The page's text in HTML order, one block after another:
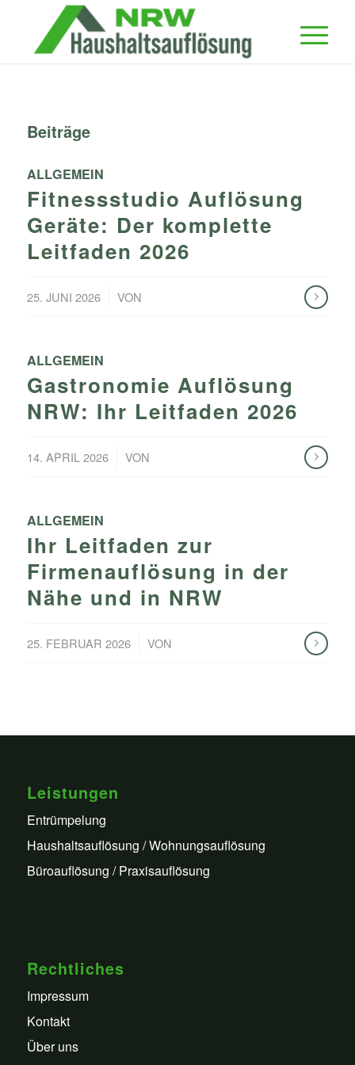
Beiträge
ALLGEMEIN
Fitnessstudio Auflösung
Geräte: Der komplette
Leitfaden 2026
25. JUNI 2026 VON
ALLGEMEIN
Gastronomie Auflösung
NRW: Ihr Leitfaden 2026
14. APRIL 2026 VON
ALLGEMEIN
Ihr Leitfaden zur
Firmenauflösung in der
Nähe und in NRW
25. FEBRUAR 2026
/ VON
Leistungen
Entrümpelung
Haushaltsauflösung / Wohnungsauflösung
Büroauflösung / Praxisauflösung
Rechtliches
Impressum
Kontakt
Über uns